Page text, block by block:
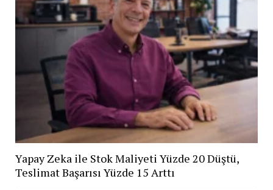
Yapay Zeka ile Stok Maliyeti Yüzde 20 Düştü,
Teslimat Başarısı Yüzde 15 Arttı